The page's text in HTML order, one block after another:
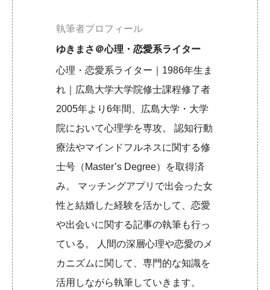
執筆者プロフィール
ゆきまさ＠心理・恋愛系ライター
心理・恋愛系ライター｜1986年生ま
れ｜広島大学大学院修士課程修了者
2005年より6年間、広島大学・大学
院において心理学を専攻。 認知行動
療法やマインドフルネスに関する修
士号（Master’s Degree）を取得済
み。 マッチングアプリで出会った女
性と結婚した経験を活かして、恋愛
や出会いに関する記事の執筆も行っ
ている。 人間の深層心理や恋愛のメ
カニズムに関して、専門的な知識を
活用しながら執筆していきます。